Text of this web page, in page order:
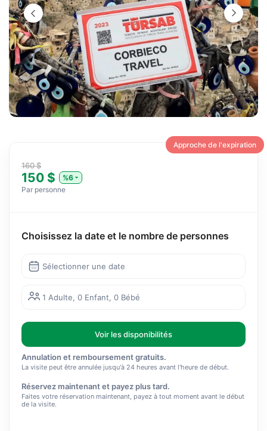
Approche de l'expiration
160 $
150 $
%6
Par personne
Choisissez la date et le nombre de personnes
Sélectionner une date
1 Adulte, 0 Enfant, 0 Bébé
Voir les disponibilités
Annulation et remboursement gratuits.
La visite peut être annulée jusqu'à 24 heures avant l'heure de début.
Réservez maintenant et payez plus tard.
Faites votre réservation maintenant, payez à tout moment avant le début
de la visite.